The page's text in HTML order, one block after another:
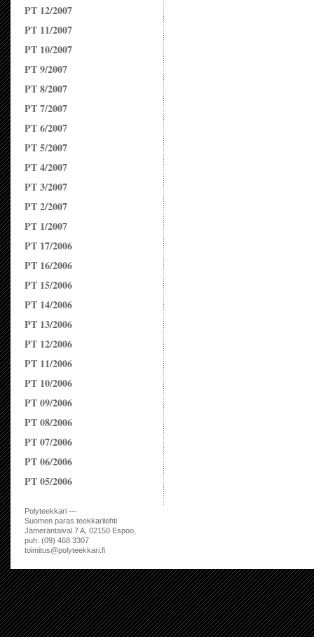
PT 12/2007
PT 11/2007
PT 10/2007
PT 9/2007
PT 8/2007
PT 7/2007
PT 6/2007
PT 5/2007
PT 4/2007
PT 3/2007
PT 2/2007
PT 1/2007
PT 17/2006
PT 16/2006
PT 15/2006
PT 14/2006
PT 13/2006
PT 12/2006
PT 11/2006
PT 10/2006
PT 09/2006
PT 08/2006
PT 07/2006
PT 06/2006
PT 05/2006
Polyteekkari —
Suomen paras teekkarilehti
Jämeräntaival 7 A, 02150 Espoo,
puh. (09) 468 3307
toimitus@polyteekkari.fi